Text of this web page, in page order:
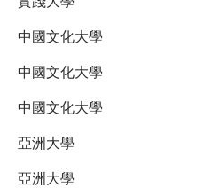
中國文化大學
中國文化大學
中國文化大學
亞洲大學
亞洲大學